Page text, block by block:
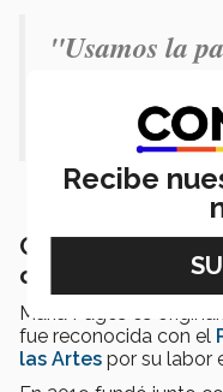
"Usamos la
Arbi El Harti
Comparte su
contemporáneo
María Pagés es
fue reconocida con el
las Artes por su labor
Recibe